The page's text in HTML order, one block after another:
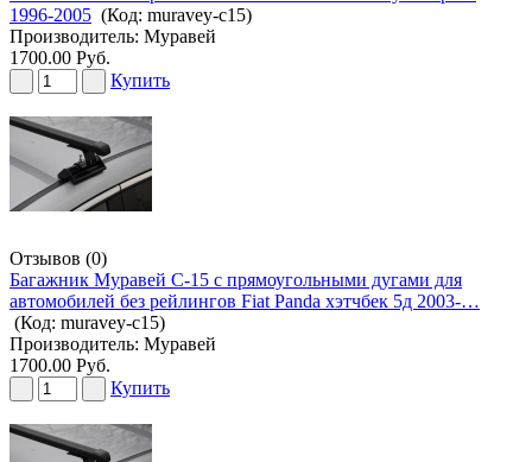
1996-2005 (Код: muravey-c15)
Производитель: Муравей
1700.00 Руб.
Купить
Отзывов (0)
Багажник Муравей С-15 с прямоугольными дугами для
автомобилей без рейлингов Fiat Panda хэтчбек 5д 2003-…
(Код: muravey-c15)
Производитель: Муравей
1700.00 Руб.
Купить